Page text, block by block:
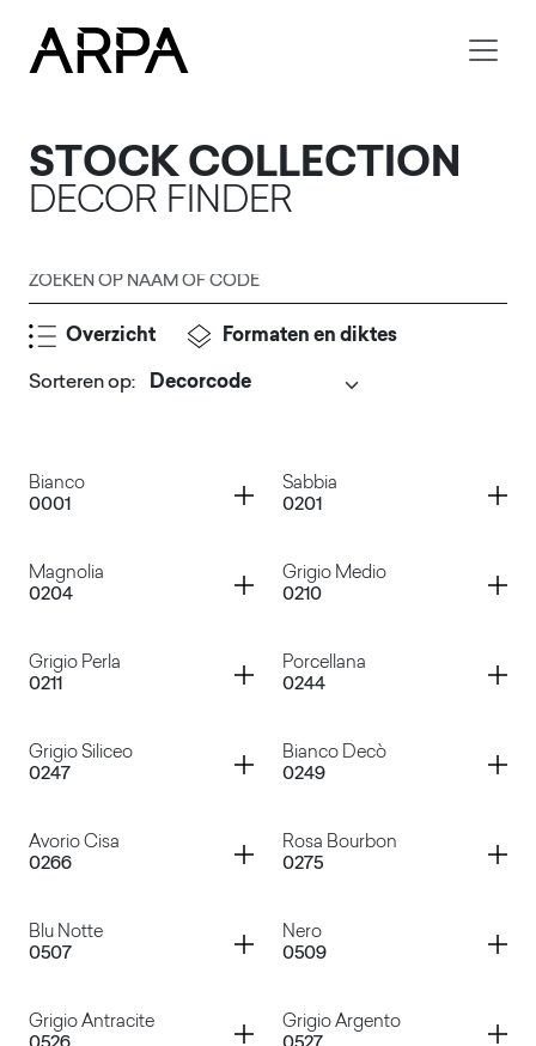
STOCK COLLECTION
DECOR FINDER
Zoeken op naam of code
Overzicht Formaten en diktes
Sorteren op:
Bianco
0001
Container
Sabbia
0201
Container
Magnolia
0204
Container
Grigio Medio
0210
Container
Grigio Perla
0211
Container
Porcellana
0244
Container
Grigio Siliceo
0247
Container
Bianco Decò
0249
Container
Avorio Cisa
0266
Container
Rosa Bourbon
0275
Container
Blu Notte
0507
Container
Nero
0509
Container
Grigio Antracite
Container
Grigio Argento
Container